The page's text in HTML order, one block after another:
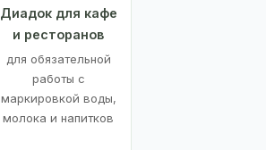
Диадок для кафе
и ресторанов
для обязательной
работы с
маркировкой воды,
молока и напитков